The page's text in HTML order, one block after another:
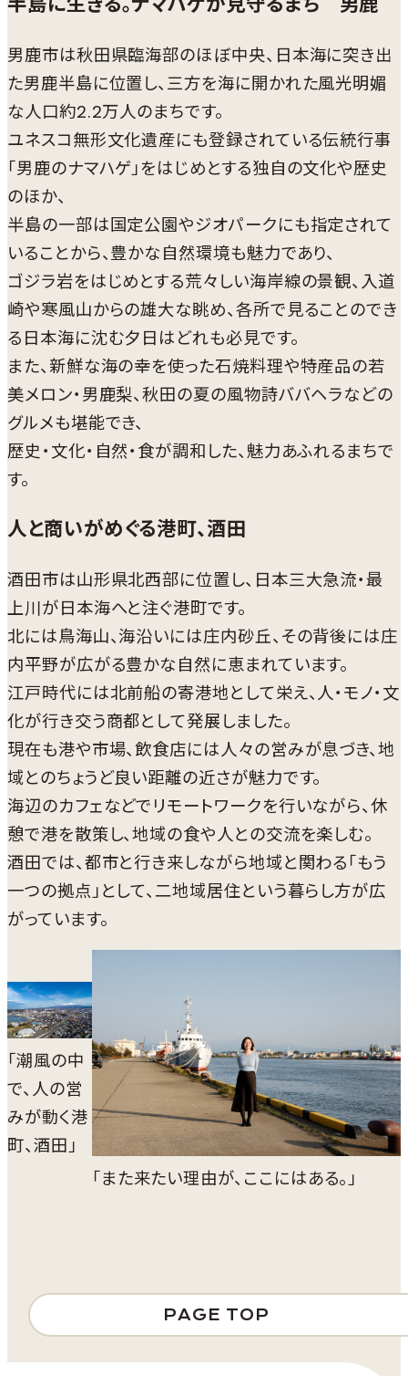
男鹿市は秋田県臨海部のほぼ中央、日本海に突き出
た男鹿半島に位置し、三方を海に開かれた風光明媚
な人口約2.2万人のまちです。
ユネスコ無形文化遺産にも登録されている伝統行事
「男鹿のナマハゲ」をはじめとする独自の文化や歴史
のほか、
半島の一部は国定公園やジオパークにも指定されて
いることから、豊かな自然環境も魅力であり、
ゴジラ岩をはじめとする荒々しい海岸線の景観、入道
崎や寒風山からの雄大な眺め、各所で見ることのでき
る日本海に沈む夕日はどれも必見です。
また、新鮮な海の幸を使った石焼料理や特産品の若
美メロン・男鹿梨、秋田の夏の風物詩ババヘラなどの
グルメも堪能でき、
歴史・文化・自然・食が調和した、魅力あふれるまちで
す。
人と商いがめぐる港町、酒田
酒田市は山形県北西部に位置し、日本三大急流・最
上川が日本海へと注ぐ港町です。
北には鳥海山、海沿いには庄内砂丘、その背後には庄
内平野が広がる豊かな自然に恵まれています。
江戸時代には北前船の寄港地として栄え、人・モノ・文
化が行き交う商都として発展しました。
現在も港や市場、飲食店には人々の営みが息づき、地
域とのちょうど良い距離の近さが魅力です。
海辺のカフェなどでリモートワークを行いながら、休
憩で港を散策し、地域の食や人との交流を楽しむ。
酒田では、都市と行き来しながら地域と関わる「もう
一つの拠点」として、二地域居住という暮らし方が広
がっています。
「潮風の中
で、人の営
みが動く港
町、酒田」
「また来たい理由が、ここにはある。」
PAGE TOP